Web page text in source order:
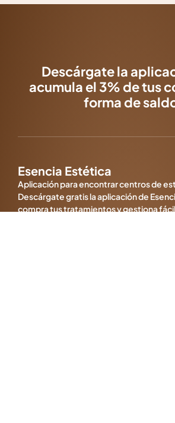
Descárgate la
acumula el 3% de tus
forma de
Esencia Estética
Aplicación para encontrar centros de
Descárgate gratis la aplicación de
compra tus tratamientos y gestiona